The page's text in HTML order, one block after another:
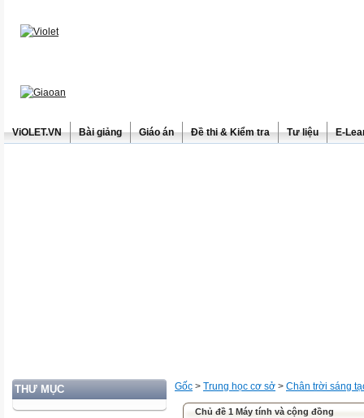
ViOLET.VN Bài giảng Giáo án Đề thi & Kiểm tra Tư liệu E-
THƯ MỤC Gốc > Trung học cơ sở > Chân trời sáng
Chủ đề 1 Máy tính và cộng đồng